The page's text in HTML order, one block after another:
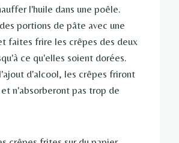
l'huile dans une poêle.
portions de pâte avec une
faites frire les crêpes des deux
ce qu'elles soient dorées.
d'alcool, les crêpes friront
n'absorberont pas trop de